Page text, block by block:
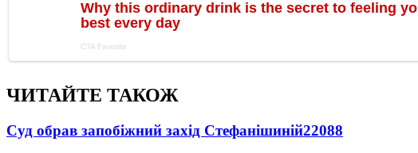
ЧИТАЙТЕ ТАКОЖ
Суд обрав запобіжний захід Стефанішиній22088